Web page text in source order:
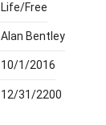
Life/Free
Alan Bentley
10/1/2016
12/31/2200